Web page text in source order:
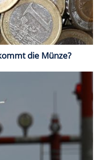
die Münze?